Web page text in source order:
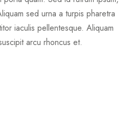
sed urna a turpis pharetra
iaculis pellentesque. Aliquam
arcu rhoncus et.